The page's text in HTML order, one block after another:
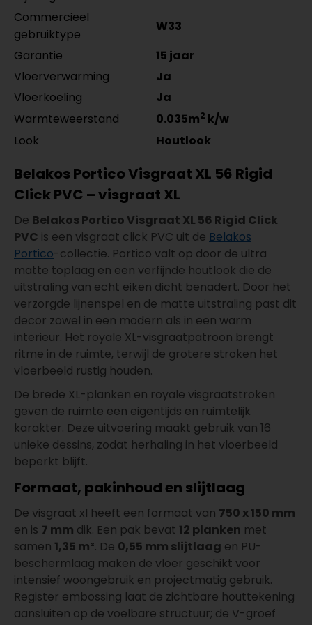
Commercieel
gebruiktype
W33
Garantie
15 jaar
Vloerverwarming
Ja
Vloerkoeling
Ja
Warmteweerstand
0.035m2 k/w
Look
Houtlook
Belakos Portico Visgraat XL 56 Rigid
Click PVC – visgraat XL
De Belakos Portico Visgraat XL 56 Rigid Click
PVC is een visgraat click PVC uit de Belakos
Portico-collectie. Portico valt op door de ultra
matte toplaag en een verfijnde houtlook die de
uitstraling van echt eiken dicht benadert. Door het
verzorgde lijnenspel en de matte uitstraling past dit
decor zowel in een modern als in een warm
interieur. Het royale XL-visgraatpatroon brengt
ritme in de ruimte, terwijl de grotere stroken het
vloerbeeld rustig houden.
De brede XL-planken en royale visgraatstroken
geven de ruimte een eigentijds en ruimtelijk
karakter. Deze uitvoering maakt gebruik van 16
unieke dessins, zodat herhaling in het vloerbeeld
beperkt blijft.
Formaat, pakinhoud en slijtlaag
De visgraat xl heeft een formaat van 750 x 150 mm
en is 7 mm dik. Een pak bevat 12 planken met
samen 1,35 m². De 0,55 mm slijtlaag en PU-
beschermlaag maken de vloer geschikt voor
intensief woongebruik en projectmatig gebruik.
Register embossing laat de zichtbare houttekening
aansluiten op de voelbare structuur; de V-groef